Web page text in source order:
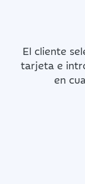
El cliente
tarjeta e
en